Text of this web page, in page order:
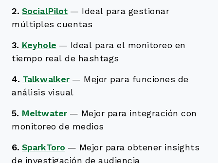
2. SocialPilot — Ideal para gestionar
múltiples cuentas
3. Keyhole — Ideal para el monitoreo en
tiempo real de hashtags
4. Talkwalker — Mejor para funciones de
análisis visual
5. Meltwater — Mejor para integración con
monitoreo de medios
6. SparkToro — Mejor para obtener insights
de investigación de audiencia